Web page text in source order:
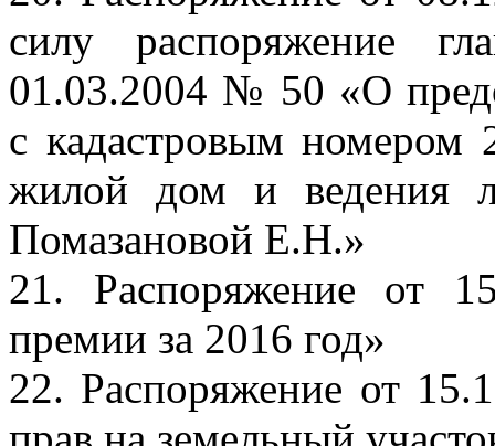
силу распоряжение
01.03.2004 № 50 «О
с кадастровым номером
жилой дом и ведения
Помазановой Е.Н.»
21. Распоряжение от
премии за 2016 год»
22. Распоряжение от